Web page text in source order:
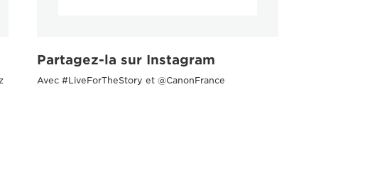
Partagez-la sur Instagram
Avec #LiveForTheStory et @CanonFrance